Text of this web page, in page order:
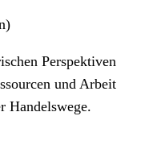
Perspektiven
und Arbeit
Handelswege.